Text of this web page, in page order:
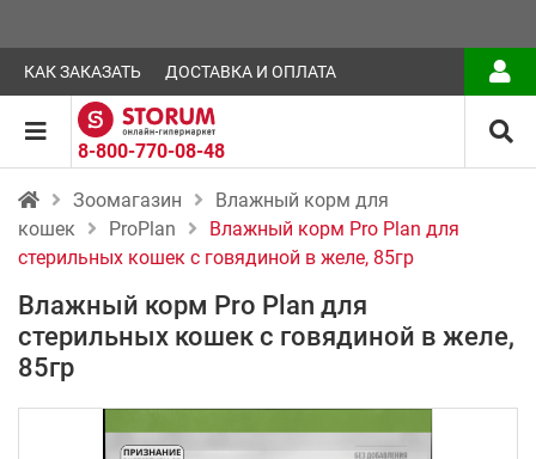
КАК ЗАКАЗАТЬ ДОСТАВКА И ОПЛАТА
8-800-770-08-48
Зоомагазин
Влажный корм для
кошек
ProPlan
Влажный корм Pro Plan для
стерильных кошек с говядиной в желе, 85гр
Влажный корм Pro Plan для
стерильных кошек с говядиной в желе,
85гр